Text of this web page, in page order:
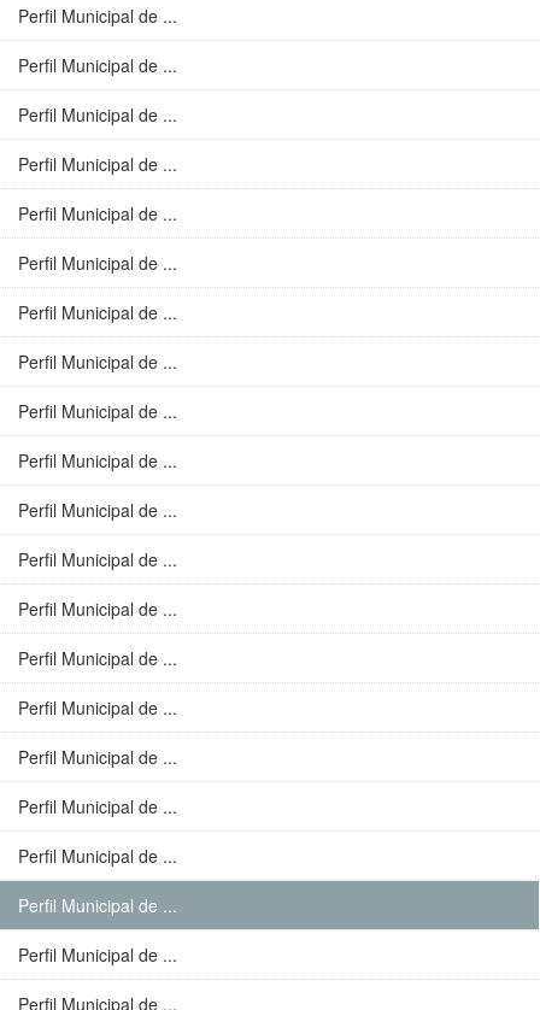
Perfil Municipal de ...
Perfil Municipal de ...
Perfil Municipal de ...
Perfil Municipal de ...
Perfil Municipal de ...
Perfil Municipal de ...
Perfil Municipal de ...
Perfil Municipal de ...
Perfil Municipal de ...
Perfil Municipal de ...
Perfil Municipal de ...
Perfil Municipal de ...
Perfil Municipal de ...
Perfil Municipal de ...
Perfil Municipal de ...
Perfil Municipal de ...
Perfil Municipal de ...
Perfil Municipal de ...
Perfil Municipal de ...
Perfil Municipal de ...
Perfil Municipal de ...